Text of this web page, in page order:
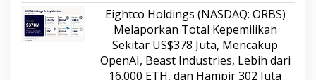
Eightco Holdings (NASDAQ: ORBS)
Melaporkan Total Kepemilikan
Sekitar US$378 Juta, Mencakup
OpenAI, Beast Industries, Lebih dari
16.000 ETH, dan Hampir 302 Juta